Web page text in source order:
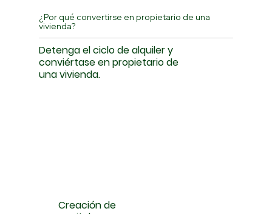
Detenga el ciclo de alquiler y
conviértase en propietario de
una vivienda.
¿Por qué convertirse en propietario de una
vivienda?
Creación de